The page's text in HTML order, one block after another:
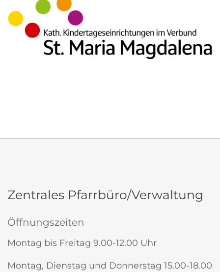
Zentrales Pfarrbüro/Verwaltung
Öffnungszeiten
Montag bis Freitag 9.00-12.00 Uhr
Montag, Dienstag und Donnerstag 15.00-18.00